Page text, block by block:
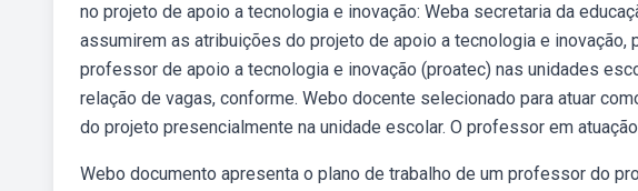
no projeto de apoio a tecnologia e inovação: Weba secretaria da
assumirem as atribuições do projeto de apoio a tecnologia e inovação,
professor de apoio a tecnologia e inovação (proatec) nas unidades
relação de vagas, conforme. Webo docente selecionado para atuar
do projeto presencialmente na unidade escolar. O professor em
Webo documento apresenta o plano de trabalho de um professor do